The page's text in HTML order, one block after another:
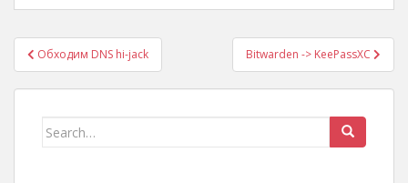
Post
navigation
Обходим DNS hi-jack Bitwarden -> KeePassXC
Search